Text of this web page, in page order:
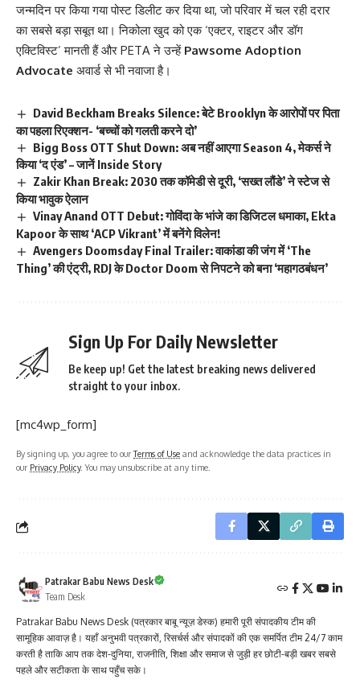
जन्मदिन पर किया गया पोस्ट डिलीट कर दिया था, जो परिवार में चल रही दरार
का सबसे बड़ा सबूत था। निकोला खुद को एक ‘एक्टर, राइटर और डॉग
एक्टिविस्ट’ मानती हैं और PETA ने उन्हें Pawsome Adoption
Advocate अवार्ड से भी नवाजा है।
David Beckham Breaks Silence: बेटे Brooklyn के आरोपों पर पिता
का पहला रिएक्शन- ‘बच्चों को गलती करने दो’
Bigg Boss OTT Shut Down: अब नहीं आएगा Season 4, मेकर्स ने
किया ‘द एंड’ – जानें Inside Story
Zakir Khan Break: 2030 तक कॉमेडी से दूरी, ‘सख्त लौंडे’ ने स्टेज से
किया भावुक ऐलान
Vinay Anand OTT Debut: गोविंदा के भांजे का डिजिटल धमाका, Ekta
Kapoor के साथ ‘ACP Vikrant’ में बनेंगे विलेन!
Avengers Doomsday Final Trailer: वाकांडा की जंग में ‘The
Thing’ की एंट्री, RDJ के Doctor Doom से निपटने को बना ‘महागठबंधन’
Sign Up For Daily Newsletter
Be keep up! Get the latest breaking news delivered
straight to your inbox.
[mc4wp_form]
By signing up, you agree to ourTerms of Use and acknowledge the data practices in
our Privacy Policy. You may unsubscribe at any time.
Patrakar Babu News Desk
Team Desk
Patrakar Babu News Desk (पत्रकार बाबू न्यूज़ डेस्क) हमारी पूरी संपादकीय टीम की
सामूहिक आवाज़ है। यहाँ अनुभवी पत्रकारों, रिसर्चर्स और संपादकों की एक समर्पित टीम 24/7 काम
करती है ताकि आप तक देश-दुनिया, राजनीति, शिक्षा और समाज से जुड़ी हर छोटी-बड़ी खबर सबसे
पहले और सटीकता के साथ पहुँच सके।